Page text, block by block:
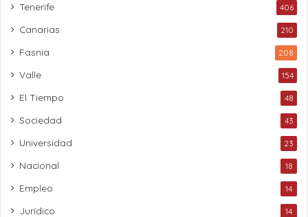
Tenerife 406
Canarias 210
Fasnia 208
Valle 154
El Tiempo 48
Sociedad 43
Universidad 23
Nacional 18
Empleo 14
Jurídico 14